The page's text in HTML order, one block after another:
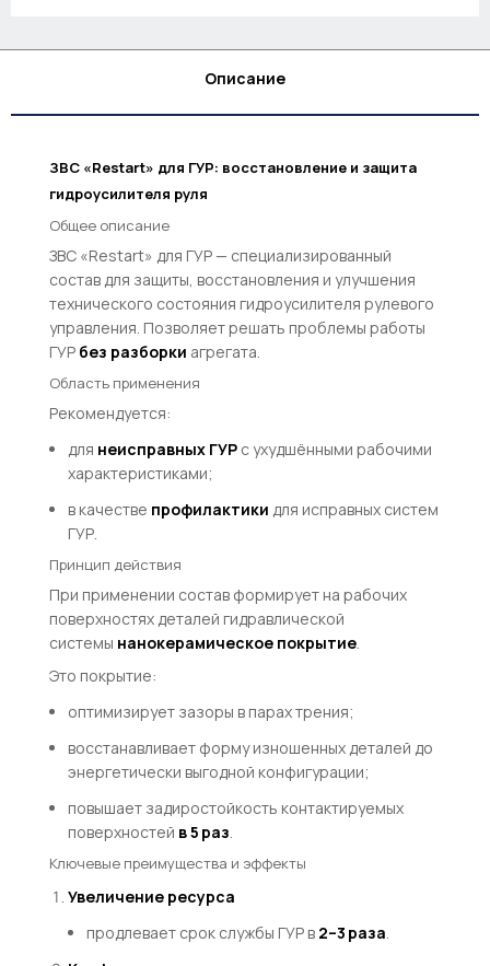
Описание
ЗВС «Restart» для ГУР: восстановление и защита
гидроусилителя руля
Общее описание
ЗВС «Restart» для ГУР — специализированный
состав для защиты, восстановления и улучшения
технического состояния гидроусилителя рулевого
управления. Позволяет решать проблемы работы
ГУР без разборки агрегата.
Область применения
Рекомендуется:
для неисправных ГУРс ухудшёнными рабочими
характеристиками;
в качестве профилактики для исправных систем
ГУР.
Принцип действия
При применении состав формирует на рабочих
поверхностях деталей гидравлической
системы нанокерамическое покрытие.
Это покрытие:
оптимизирует зазоры в парах трения;
восстанавливает форму изношенных деталей до
энергетически выгодной конфигурации;
повышает задиростойкость контактируемых
поверхностей в 5 раз.
Ключевые преимущества и эффекты
Увеличение ресурса
продлевает срок службы ГУР в 2–3 раза.